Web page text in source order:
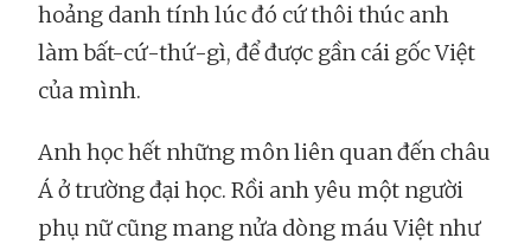
hoảng danh tính lúc đó cứ thôi thúc anh
làm bất-cứ-thứ-gì, để được gần cái gốc Việt
của mình.
Anh học hết những môn liên quan đến châu
Á ở trường đại học. Rồi anh yêu một người
phụ nữ cũng mang nửa dòng máu Việt như